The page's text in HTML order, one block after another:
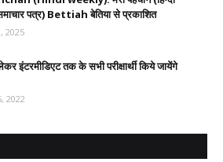
पत्र) Bettiah बेतिया से प्रकाशित
2025
इंटरमीडिएट तक के सभी परीक्षार्थी किये जायेंगे
2022